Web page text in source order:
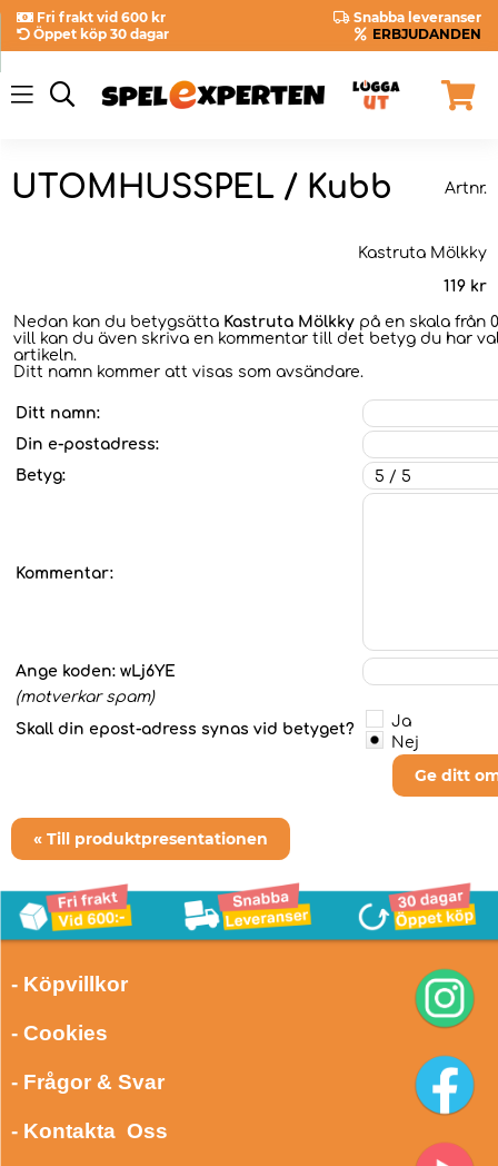
Fri frakt vid 600 kr
Snabba leveranser
Öppet köp 30 dagar
ERBJUDANDEN
UTOMHUSSPEL / Kubb Artnr.
Kastruta Mölkky
119 kr
Nedan kan du betygsätta Kastruta Mölkky på en skala från
vill kan du även skriva en kommentar till det betyg du har
artikeln.
Ditt namn kommer att visas som avsändare.
Ditt namn:
Din e-postadress:
Betyg:
Kommentar:
Ange koden: wLj6YE
(motverkar spam)
Skall din epost-adress synas vid betyget?
Ja
Nej
Ge ditt
« Till produktpresentationen
- Köpvillkor
- Cookies
- Frågor & Svar
- Kontakta Oss